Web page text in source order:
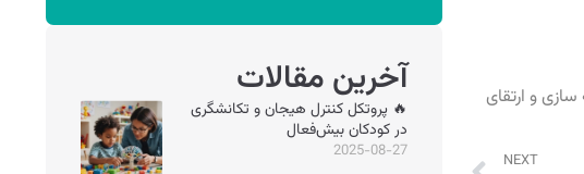
و ارتقای
NEXT
آخرین مقالات
🔥 پروتکل کنترل هیجان و تکانشگری
در کودکان بیش‌فعال
2025-08-27